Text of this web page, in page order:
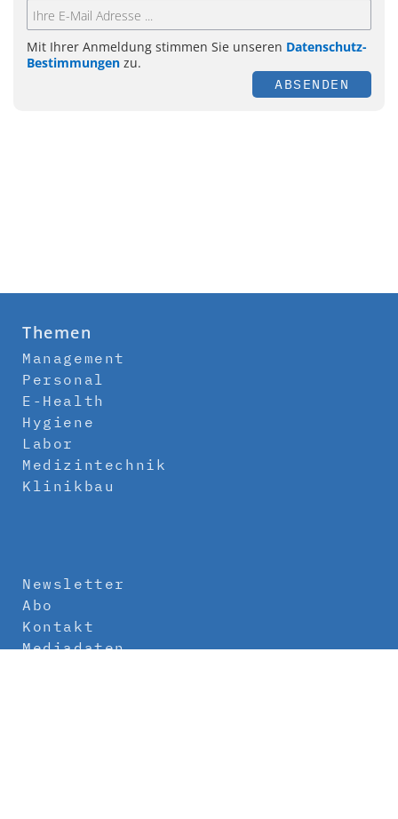
Mit Ihrer Anmeldung stimmen Sie unseren Datenschutz-
Bestimmungen zu.
ABSENDEN
Themen
Management
Personal
E-Health
Hygiene
Labor
Medizintechnik
Klinikbau
Newsletter
Abo
Kontakt
Mediadaten